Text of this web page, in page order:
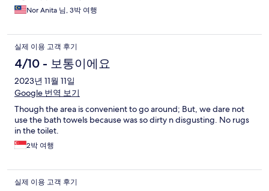
though services provided. No hot water in shower!
Nor Anita 님, 3박 여행
실제 이용 고객 후기
4/10 - 보통이에요
2023년 11월 11일
Google 번역 보기
Though the area is convenient to go around; But, we dare not
use the bath towels because was so dirty n disgusting. No rugs
in the toilet.
2박 여행
실제 이용 고객 후기